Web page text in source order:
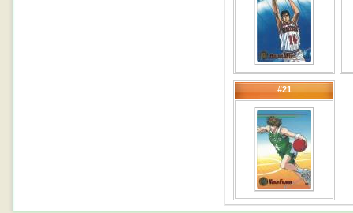
#21